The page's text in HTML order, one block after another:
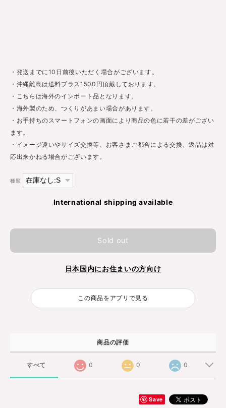
・発送までに10日前後いただく場合がございます。
・沖縄離島は送料プラス1500円頂戴しております。
・こちらは海外のインポート品となります。
・海外製のため、つくりがあまい場合があります。
・お手持ちのスマートフォンの画面により商品の色に若干の差がござい
ます。
・イメージ違いやサイズ交換等、お客さまご都合による交換、返品は対
応出来かねる場合がございます。
種類
International shipping available
Sold out
日本国内にお住まいの方向け
この商品をアプリで見る
商品の評価
すべて 0 0 0
Save